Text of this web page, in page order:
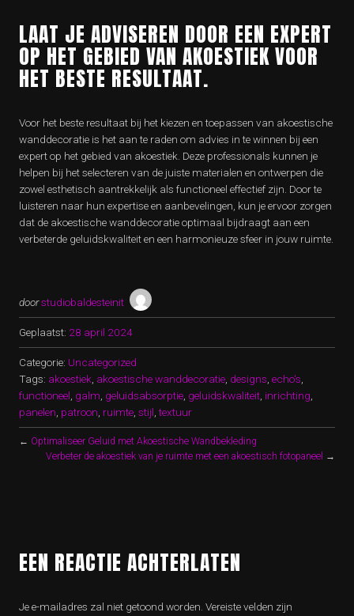
LAAT JE ADVISEREN DOOR EEN EXPERT
OP HET GEBIED VAN AKOESTIEK VOOR
HET BESTE RESULTAAT.
Voor het beste resultaat bij het kiezen en toepassen van akoestische
wanddecoratie is het aan te raden om advies in te winnen bij een
expert op het gebied van akoestiek. Deze professionals kunnen je
helpen bij het selecteren van de juiste materialen en ontwerpen die
zowel esthetisch aantrekkelijk als functioneel effectief zijn. Door te
luisteren naar hun expertise en aanbevelingen, kun je ervoor zorgen
dat de akoestische wanddecoratie optimaal bijdraagt aan een
verbeterde geluidskwaliteit en een harmonieuze sfeer in jouw ruimte.
doorstudiobaldesteinit
Geplaatst: 28 april 2024
Categorie: Uncategorized
Tags: akoestiek akoestische wanddecoratie designs echo's
functioneel galm geluidsabsorptie geluidskwaliteit inrichting
panelen patroon ruimte stijl ,textuur
← Optimaliseer Geluid met Akoestische Wandbekleding
Verbeter de akoestiek van je ruimte met een akoestisch fotopaneel →
EEN REACTIE ACHTERLATEN
Je e-mailadres zal niet getoond worden. Vereiste velden zijn